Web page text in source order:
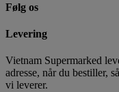
Følg os
Levering
Vietnam Supermarked
adresse, når du bestiller,
vi leverer.